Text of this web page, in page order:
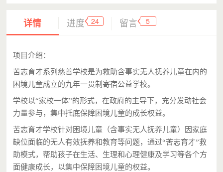
每月支持19.00元
燕家闺女
每月支持20.00元
爱心人士 每月支持99.00元
爱心人士 每月支持19.00元
凉白开 每月支持19.00元
爱心人士 每月支持19.00元
燕家闺女 每月支持20.00元
爱心人士 每月支持99.00元
详情 进度 24 留言 5
项目介绍：
苦志育才系列慈善学校是为救助含事实无人抚养儿童在内的
困境儿童成立的九年一贯制寄宿公益学校。
学校以“家校一体”的形式，在政府的主导下，充分发动社会
力量参与，集中托底保障困境儿童的成长权益。
苦志育才学校针对困境儿童（含事实无人抚养儿童）因家庭
缺位面临的无人有效抚养和教育等问题，通过“苦志育才”救
助模式，帮助孩子在生活、生理和心理健康及学习等各个方
面健康成长，以集中保障困境儿童的权益。